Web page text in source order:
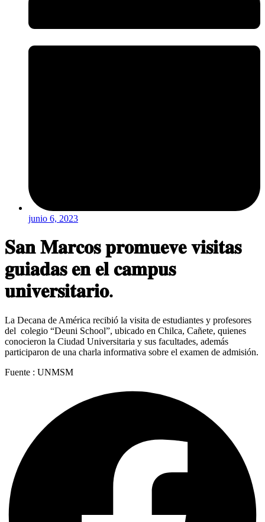
junio 6, 2023
𝐒𝐚𝐧 𝐌𝐚𝐫𝐜𝐨𝐬 𝐩𝐫𝐨𝐦𝐮𝐞𝐯𝐞 𝐯𝐢𝐬𝐢𝐭𝐚𝐬
𝐠𝐮𝐢𝐚𝐝𝐚𝐬 𝐞𝐧 𝐞𝐥 𝐜𝐚𝐦𝐩𝐮𝐬
𝐮𝐧𝐢𝐯𝐞𝐫𝐬𝐢𝐭𝐚𝐫𝐢𝐨.
La Decana de América recibió la visita de estudiantes y profesores
del colegio “Deuni School”, ubicado en Chilca, Cañete, quienes
conocieron la Ciudad Universitaria y sus facultades, además
participaron de una charla informativa sobre el examen de admisión.
Fuente : UNMSM